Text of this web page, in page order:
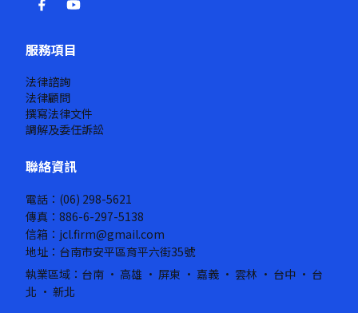
服務項目
法律諮詢
法律顧問
撰寫法律文件
調解及委任訴訟
聯絡資訊
電話：(06) 298-5621
傳真：886-6-297-5138
信箱：jcl.firm@gmail.com
地址：台南市安平區育平六街35號
執業區域：台南 · 高雄 · 屏東 · 嘉義 · 雲林 · 台中 · 台
北 · 新北